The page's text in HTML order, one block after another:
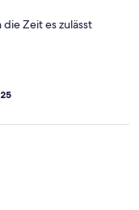
Zeit es zulässt